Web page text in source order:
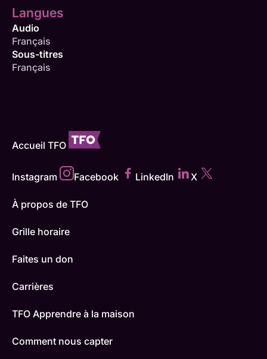
Langues
Audio
Français
Sous-titres
Français
Accueil TFO
Instagram Facebook LinkedIn X
À propos de TFO
Grille horaire
Faites un don
Carrières
TFO Apprendre à la maison
Comment nous capter